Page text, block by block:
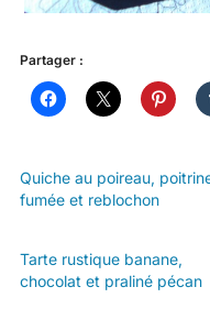
Partager :
Quiche au poireau,
fumée et reblochon
Tarte rustique banane,
chocolat et praliné pécan